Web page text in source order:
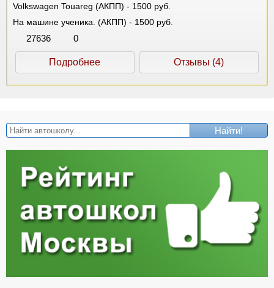
Volkswagen Touareg (АКПП) - 1500 руб.
На машине ученика. (АКПП) - 1500 руб.
27636 0
Подробнее Отзывы (4)
Найти!